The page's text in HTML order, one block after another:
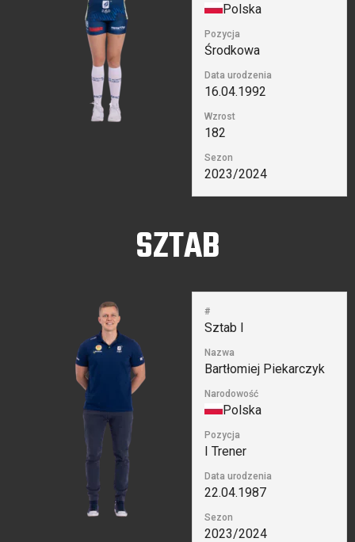
Polska
Pozycja
Środkowa
Data urodzenia
16.04.1992
Wzrost
182
Sezon
2023/2024
SZTAB
#
Sztab I
Nazwa
Bartłomiej Piekarczyk
Narodowość
Polska
Pozycja
I Trener
Data urodzenia
22.04.1987
Sezon
2023/2024